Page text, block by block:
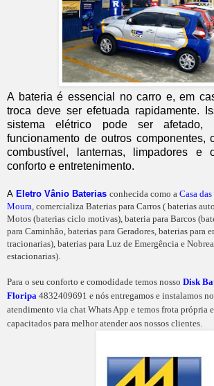
A bateria é essencial no carro e, em
troca deve ser efetuada rapidamente.
sistema elétrico pode ser afetado,
funcionamento de outros componentes,
combustível, lanternas, limpadores e
conforto e entretenimento.
A Eletro Vânio Baterias conhecida como a Casa
Moura , comercializa Baterias para Carros ( baterias
Motos (baterias ciclo motivas), bateria para Barcos
para Caminhão, baterias para Geradores, baterias para
tracionarias), baterias para Luz de Emergência e
estacionarias).
Para o seu conforto e comodidade temos nosso Disk
Floripa 4832409691 e nós entregamos e instalamos
atendimento via chat Whats App e temos frota própria
capacitados para melhor atender aos nossos clientes.